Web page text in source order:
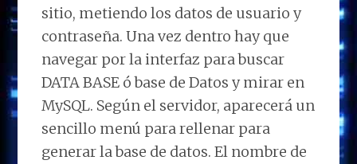
sitio, metiendo los datos de usuario y
contraseña. Una vez dentro hay que
navegar por la interfaz para buscar
DATA BASE ó base de Datos y mirar en
MySQL. Según el servidor, aparecerá un
sencillo menú para rellenar para
generar la base de datos. El nombre de